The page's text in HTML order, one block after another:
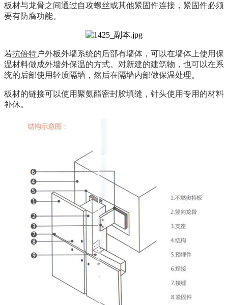
板材与龙骨之间通过自攻螺丝或其他紧固件连接，紧固件必须
要有防腐功能。
若抗倍特户外板外墙系统的后部有墙体，可以在墙体上使用保
温材料做成外墙外保温的方式。对新建的建筑物，也可以在系
统的后部使用轻质隔墙，然后在隔墙内部做保温处理。
板材的链接可以使用聚氨酯密封胶填缝，针头使用专用的材料
补休。